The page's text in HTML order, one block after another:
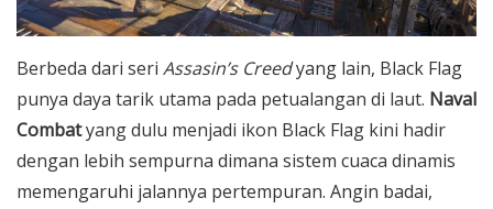
Berbeda dari seri Assasin’s Creedyang lain, Black Flag
punya daya tarik utama pada petualangan di laut. Naval
Combatyang dulu menjadi ikon Black Flag kini hadir
dengan lebih sempurna dimana sistem cuaca dinamis
memengaruhi jalannya pertempuran. Angin badai,